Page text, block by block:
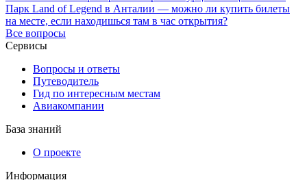
Парк Land of Legend в Анталии — можно ли купить билеты
на месте, если находишься там в час открытия?
Все вопросы
Сервисы
Вопросы и ответы
Путеводитель
Гид по интересным местам
Авиакомпании
База знаний
О проекте
Информация